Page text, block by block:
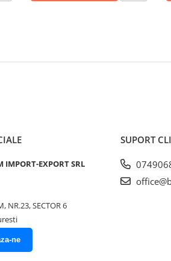
IMPORT-EXPORT SRL
NR.23, SECTOR 6
ne
SUPORT